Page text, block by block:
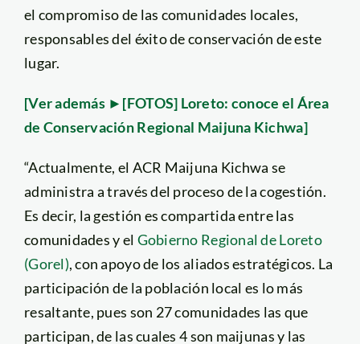
el compromiso de las comunidades locales,
responsables del éxito de conservación de este
lugar.
[Ver además ►[FOTOS] Loreto: conoce el Área
de Conservación Regional Maijuna Kichwa]
“Actualmente, el ACR Maijuna Kichwa se
administra a través del proceso de la cogestión.
Es decir, la gestión es compartida entre las
comunidades y el Gobierno Regional de Loreto
(Gorel), con apoyo de los aliados estratégicos. La
participación de la población local es lo más
resaltante, pues son 27 comunidades las que
participan, de las cuales 4 son maijunas y las